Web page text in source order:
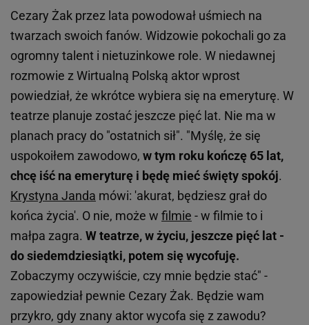
Cezary Żak przez lata powodował uśmiech na
twarzach swoich fanów. Widzowie pokochali go za
ogromny talent i nietuzinkowe role. W niedawnej
rozmowie z Wirtualną Polską aktor wprost
powiedział, że wkrótce wybiera się na emeryturę. W
teatrze planuje zostać jeszcze pięć lat. Nie ma w
planach pracy do "ostatnich sił". "Myślę, że się
uspokoiłem zawodowo, w tym roku kończę 65 lat,
chcę iść na emeryturę i będę mieć święty spokój.
Krystyna Janda mówi: 'akurat, będziesz grał do
końca życia'. O nie, może w filmie - w filmie to i
małpa zagra. W teatrze, w życiu, jeszcze pięć lat -
do siedemdziesiątki, potem się wycofuję.
Zobaczymy oczywiście, czy mnie będzie stać" -
zapowiedział pewnie Cezary Żak. Będzie wam
przykro, gdy znany aktor wycofa się z zawodu?